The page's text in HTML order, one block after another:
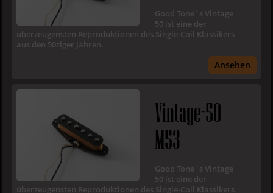
Good Tone`s Vintage
50 ist eine der
überzeugensten Reproduktionen des Single-Coil Klassikers
aus den 50ziger Jahren.
Ansehen
Vintage-50
M53
Good Tone`s Vintage
50 ist eine der
überzeugensten Reproduktionen des Single-Coil Klassikers